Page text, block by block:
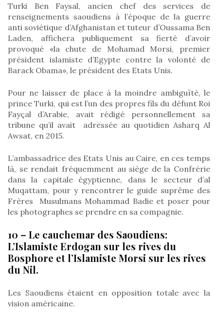
Turki Ben Faysal, ancien chef des services de
renseignements saoudiens à l’époque de la guerre
anti soviétique d’Afghanistan et tuteur d’Oussama Ben
Laden, affichera publiquement sa fierté d’avoir
provoqué «la chute de Mohamad Morsi, premier
président islamiste d’Egypte contre la volonté de
Barack Obama», le président des Etats Unis.
Pour ne laisser de place à la moindre ambiguïté, le
prince Turki, qui est l’un des propres fils du défunt Roi
Fayçal d’Arabie, avait rédigé personnellement sa
tribune qu’il avait adressée au quotidien Asharq Al
Awsat, en 2015.
L’ambassadrice des Etats Unis au Caire, en ces temps
là, se rendait fréquemment au siège de la Confrérie
dans la capitale égyptienne, dans le secteur d’al
Muqattam, pour y rencontrer le guide suprême des
Frères Musulmans Mohammad Badie et poser pour
les photographes se prendre en sa compagnie.
10 – Le cauchemar des Saoudiens:
L’Islamiste Erdogan sur les rives du
Bosphore et l’Islamiste Morsi sur les rives
du Nil.
Les Saoudiens étaient en opposition totale avec la
vision américaine.